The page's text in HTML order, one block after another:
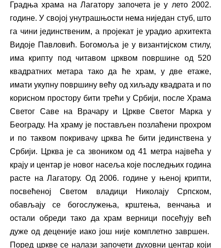
Градња храма на Лагатору започета је у лето 2002.
године. У својој унутрашњости нема ниједан стуб, што
га чини јединственим, а пројекат је урадио архитекта
Видоје Павловић. Богомоља је у византијском стилу,
има крипту под читавом црквом површине од 520
квадратних метара тако да ће храм, у две етаже,
имати укупну површину већу од хиљаду квадрата и по
корисном простору бити трећи у Србији, после Храма
Светог Саве на Врачару и Цркве Светог Марка у
Београду. На храму је постављен позлаћени прохром
и по таквом покривачу црква ће бити јединствена у
Србији. Црква је са звоником од 41 метра највећа у
крају и центар је новог насеља које последњих година
расте на Лагатору. Од 2006. године у њеној крипти,
посвећеној Светом владици Николају Српском,
обављају се богослужења, крштења, венчања и
остали обреди тако да храм верници посећују већ
дуже од деценије иако још није комплетно завршен.
Поред цркве се налази започети духовни центар који